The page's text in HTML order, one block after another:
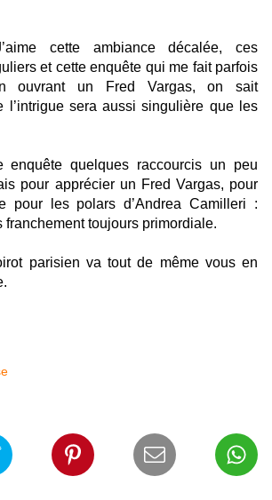
cette ambiance décalée, ces
et cette enquête qui me fait parfois
ouvrant un Fred Vargas, on sait
l’intrigue sera aussi singulière que les
enquête quelques raccourcis un peu
pour apprécier un Fred Vargas, pour
pour les polars d’Andrea Camilleri :
franchement toujours primordiale.
parisien va tout de même vous en